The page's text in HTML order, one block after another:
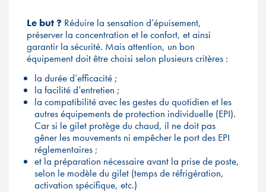
Le but ? Réduire la sensation d’épuisement,
préserver la concentration et le confort, et ainsi
garantir la sécurité. Mais attention, un bon
équipement doit être choisi selon plusieurs critères :
la durée d’efficacité ;
la facilité d’entretien ;
la compatibilité avec les gestes du quotidien et les
autres équipements de protection individuelle (EPI).
Car si le gilet protège du chaud, il ne doit pas
gêner les mouvements ni empêcher le port des EPI
réglementaires ;
et la préparation nécessaire avant la prise de poste,
selon le modèle du gilet (temps de réfrigération,
activation spécifique, etc.)